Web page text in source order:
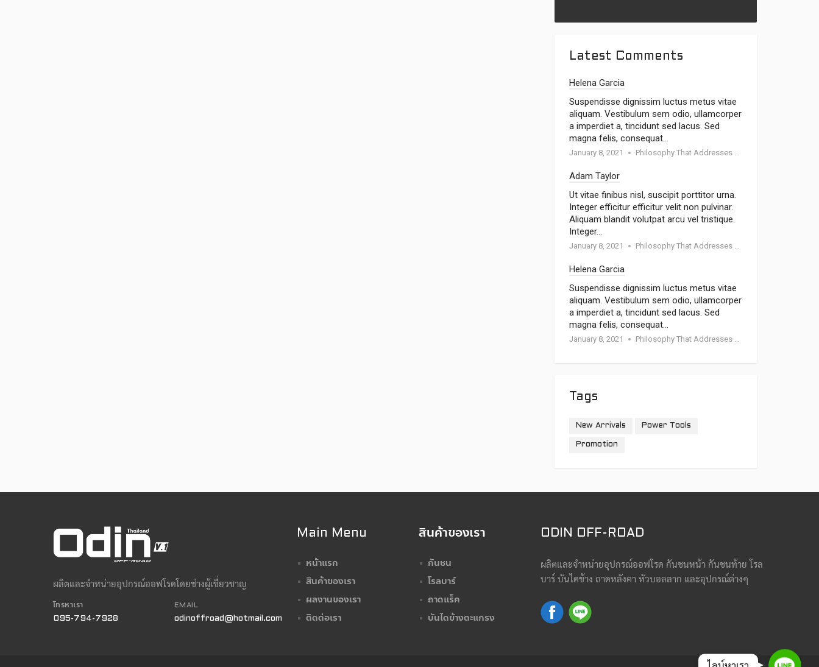
Latest Comments
Helena Garcia
Suspendisse dignissim luctus metus vitae
aliquam. Vestibulum sem odio, ullamcorper
a imperdiet a, tincidunt sed lacus. Sed
magna felis, consequat…
January 8, 2021 Philosophy That Addresses Topics Such As Goodness
Adam Taylor
Ut vitae finibus nisl, suscipit porttitor urna.
Integer efficitur efficitur velit non pulvinar.
Aliquam blandit volutpat arcu vel tristique.
Integer…
January 8, 2021 Philosophy That Addresses Topics Such As Goodness
Helena Garcia
Suspendisse dignissim luctus metus vitae
aliquam. Vestibulum sem odio, ullamcorper
a imperdiet a, tincidunt sed lacus. Sed
magna felis, consequat…
January 8, 2021 Philosophy That Addresses Topics Such As Goodness
Tags
New Arrivals Power Tools
Promotion
ผลิตและจำหน่ายอุปกรณ์ออฟโรดโดยช่างผู้เชี่ยวชาญ
โทรหาเรา
095-794-7928
EMAIL
odinoffroad@hotmail.com
Main Menu
หน้าแรก
สินค้าของเรา
ผลงานของเรา
ติดต่อเรา
สินค้าของเรา
กันชน
โรลบาร์
ถาดแร็ค
บันไดข้างตะแกรง
ODIN OFF-ROAD
ผลิตและจำหน่ายอุปกรณ์ออฟโรด กันชนหน้า กันชนท้าย โรล
บาร์ บันไดข้าง ถาดหลังคา หัวบอลลาก และอุปกรณ์ต่างๆ